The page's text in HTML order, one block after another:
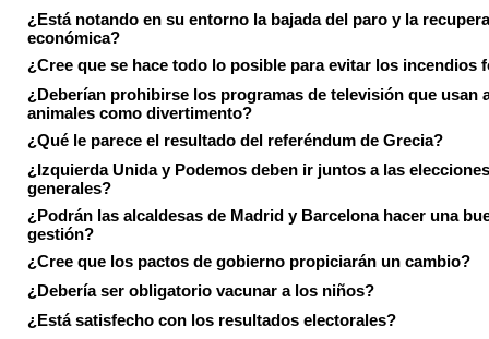
¿Está notando en su entorno la bajada del paro y la
económica?
¿Cree que se hace todo lo posible para evitar los incendios
¿Deberían prohibirse los programas de televisión que usan
animales como divertimento?
¿Qué le parece el resultado del referéndum de Grecia?
¿Izquierda Unida y Podemos deben ir juntos a las elecciones
generales?
¿Podrán las alcaldesas de Madrid y Barcelona hacer una
gestión?
¿Cree que los pactos de gobierno propiciarán un cambio?
¿Debería ser obligatorio vacunar a los niños?
¿Está satisfecho con los resultados electorales?